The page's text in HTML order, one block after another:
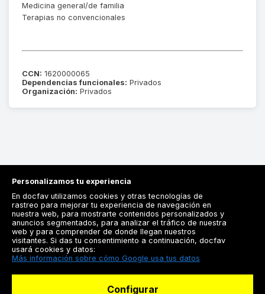
Medicina general/de familia
Terapias no convencionales
CCN: 1620000065
Dependencias funcionales: Privados
Organización: Privados
Registrarse
Docfav
Personalizamos tu experiencia
En docfav utilizamos cookies y otras tecnologías de
rastreo para mejorar tu experiencia de navegación en
nuestra web, para mostrarte contenidos personalizados y
anuncios segmentados, para analizar el tráfico de nuestra
web y para comprender de donde llegan nuestros
visitantes. Si das tu consentimiento a continuación, docfav
usará cookies y datos:
Más información sobre cómo Google usa tus datos
Configurar